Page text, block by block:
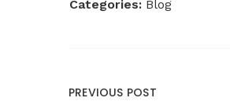
Categories: Blog
PREVIOUS POST